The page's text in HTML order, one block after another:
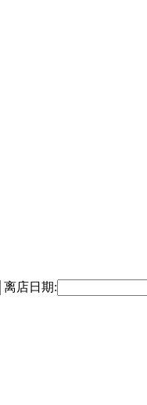
离店日期: